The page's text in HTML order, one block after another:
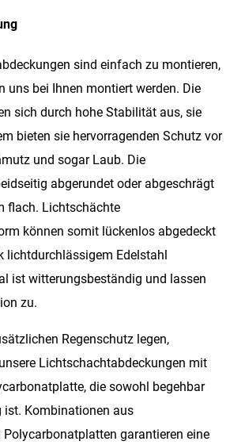
sind einfach zu montieren,
uns bei Ihnen montiert werden. Die
sich durch hohe Stabilität aus, sie
bieten sie hervorragenden Schutz vor
und sogar Laub. Die
abgerundet oder abgeschrägt
flach. Lichtschächte
können somit lückenlos abgedeckt
lichtdurchlässigem Edelstahl
ist witterungsbeständig und lassen
zu.
Regenschutz legen,
Lichtschachtabdeckungen mit
die sowohl begehbar
Kombinationen aus
Polycarbonatplatten garantieren eine